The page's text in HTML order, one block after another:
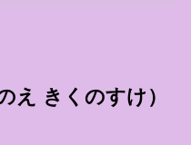
え きくのすけ）